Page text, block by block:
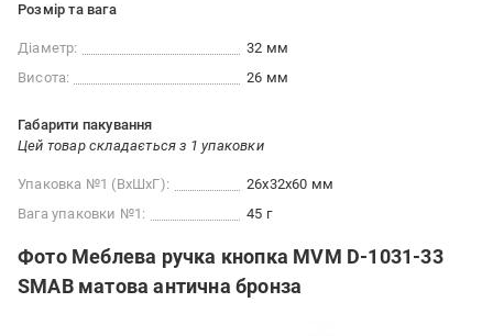
Розмір та вага
Діаметр:
32 мм
Висота:
26 мм
Габарити пакування
Цей товар складається з 1 упаковки
Упаковка №1 (ВхШхГ):
26x32x60 мм
Вага упаковки №1:
45 г
Фото Меблева ручка кнопка MVM D-1031-33
SMAB матова антична бронза